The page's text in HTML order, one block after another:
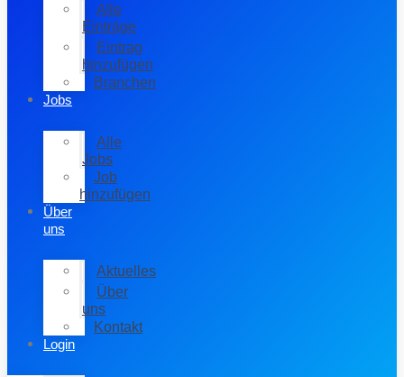
Alle
Einträge
Eintrag
hinzufügen
Branchen
Jobs
Alle
Jobs
Job
hinzufügen
Über
uns
Aktuelles
Über
uns
Kontakt
Login